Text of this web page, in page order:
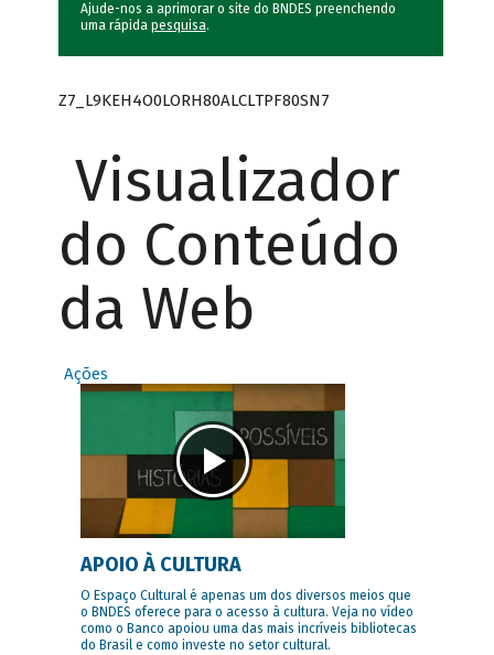
Ajude-nos a aprimorar o site do BNDES preenchendo
uma rápida pesquisa.
Z7_L9KEH4O0LORH80ALCLTPF80SN7
Visualizador
do Conteúdo
da Web
Ações
APOIO À CULTURA
O Espaço Cultural é apenas um dos diversos meios que
o BNDES oferece para o acesso à cultura. Veja no vídeo
como o Banco apoiou uma das mais incríveis bibliotecas
do Brasil e como investe no setor cultural.